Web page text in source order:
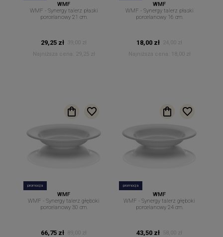
WMF
WMF - Synergy talerz płaski
porcelanowy 21 cm.
29,25 zł
39,00 zł
Najniższa cena:
29,25 zł
WMF
WMF - Synergy talerz płaski
porcelanowy 16 cm.
18,00 zł 24,00 zł
Najniższa cena:
18,00 zł
promocja
WMF
WMF - Synergy talerz głęboki
porcelanowy 30 cm.
66,75 zł 89,00 zł
promocja
WMF
WMF - Synergy talerz głęboki
porcelanowy 24 cm.
43,50 zł
58,00 zł